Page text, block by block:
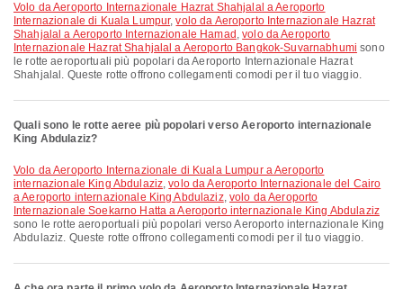
volo da Aeroporto Internazionale Hazrat Shahjalal a Aeroporto
Internazionale di Kuala Lumpur,volo da Aeroporto Internazionale Hazrat
Shahjalal a Aeroporto Internazionale Hamad ,volo da Aeroporto
Internazionale Hazrat Shahjalal a Aeroporto Bangkok-Suvarnabhumi sono
le rotte aeroportuali più popolari da Aeroporto Internazionale Hazrat
Shahjalal. Queste rotte offrono collegamenti comodi per il tuo viaggio.
Quali sono le rotte aeree più popolari verso Aeroporto internazionale
King Abdulaziz?
volo da Aeroporto Internazionale di Kuala Lumpur a Aeroporto
internazionale King Abdulaziz,volo da Aeroporto Internazionale del Cairo
a Aeroporto internazionale King Abdulaziz,volo da Aeroporto
Internazionale Soekarno Hatta a Aeroporto internazionale King Abdulaziz
sono le rotte aeroportuali più popolari verso Aeroporto internazionale King
Abdulaziz. Queste rotte offrono collegamenti comodi per il tuo viaggio.